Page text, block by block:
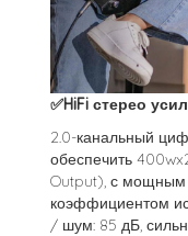
✅HiFi стерео
2.0-канальный
обеспечить
Output), с мощным
коэффициентом
/ шум: 85 дБ,